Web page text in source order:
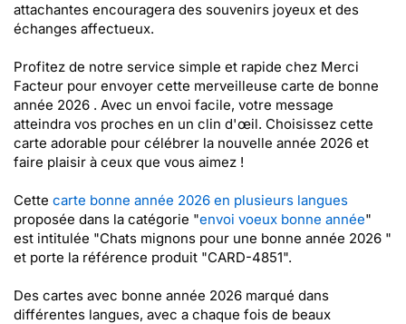
attachantes encouragera des souvenirs joyeux et des
échanges affectueux.
Profitez de notre service simple et rapide chez Merci
Facteur pour envoyer cette merveilleuse carte de bonne
année 2026 . Avec un envoi facile, votre message
atteindra vos proches en un clin d'œil. Choisissez cette
carte adorable pour célébrer la nouvelle année 2026 et
faire plaisir à ceux que vous aimez !
Cette carte bonne année 2026 en plusieurs langues
proposée dans la catégorie "envoi voeux bonne année"
est intitulée "Chats mignons pour une bonne année 2026 "
et porte la référence produit "CARD-4851".
Des cartes avec bonne année 2026 marqué dans
différentes langues, avec a chaque fois de beaux